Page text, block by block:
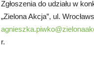
Zgłoszenia do udziału w
„Zielona Akcja”, ul.
r.